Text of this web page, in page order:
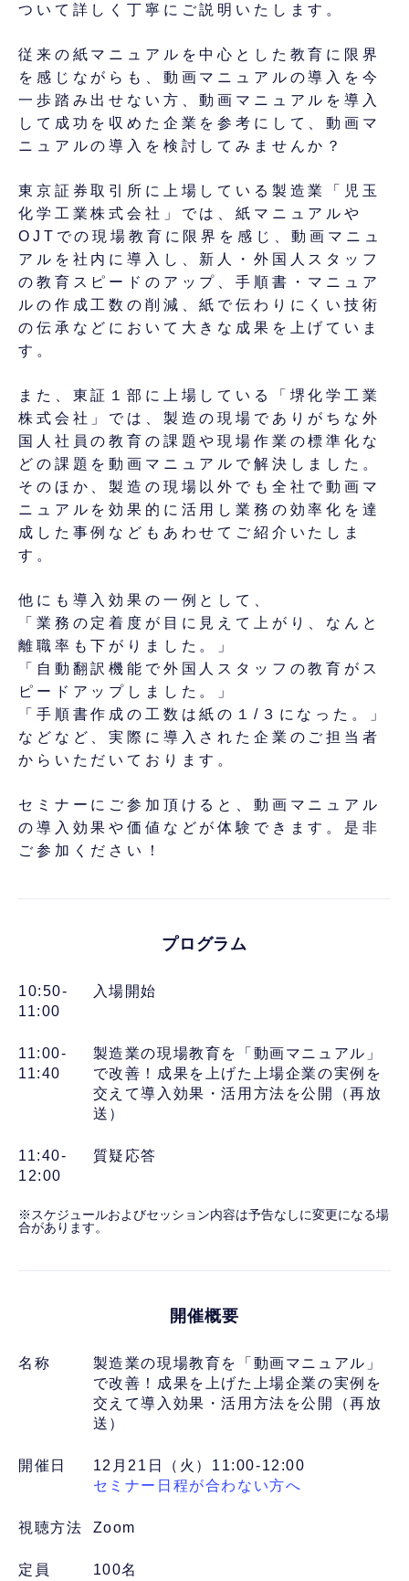
ついて詳しく丁寧にご説明いたします。
従来の紙マニュアルを中心とした教育に限界
を感じながらも、動画マニュアルの導入を今
一歩踏み出せない方、動画マニュアルを導入
して成功を収めた企業を参考にして、動画マ
ニュアルの導入を検討してみませんか？
東京証券取引所に上場している製造業「児玉
化学工業株式会社」では、紙マニュアルや
OJTでの現場教育に限界を感じ、動画マニュ
アルを社内に導入し、新人・外国人スタッフ
の教育スピードのアップ、手順書・マニュア
ルの作成工数の削減、紙で伝わりにくい技術
の伝承などにおいて大きな成果を上げていま
す。
また、東証１部に上場している「堺化学工業
株式会社」では、製造の現場でありがちな外
国人社員の教育の課題や現場作業の標準化な
どの課題を動画マニュアルで解決しました。
そのほか、製造の現場以外でも全社で動画マ
ニュアルを効果的に活用し業務の効率化を達
成した事例などもあわせてご紹介いたしま
す。
他にも導入効果の一例として、
「業務の定着度が目に見えて上がり、なんと
離職率も下がりました。」
「自動翻訳機能で外国人スタッフの教育がス
ピードアップしました。」
「手順書作成の工数は紙の１/３になった。」
などなど、実際に導入された企業のご担当者
からいただいております。
セミナーにご参加頂けると、動画マニュアル
の導入効果や価値などが体験できます。是非
ご参加ください！
プログラム
10:50-
11:00
入場開始
11:00-
11:40
製造業の現場教育を「動画マニュアル」
で改善！成果を上げた上場企業の実例を
交えて導入効果・活用方法を公開（再放
送）
11:40-
12:00
質疑応答
※スケジュールおよびセッション内容は予告なしに変更になる場
合があります。
開催概要
名称
製造業の現場教育を「動画マニュアル」
で改善！成果を上げた上場企業の実例を
交えて導入効果・活用方法を公開（再放
送）
開催日
12月21日（火）11:00-12:00
セミナー日程が合わない方へ
視聴方法 Zoom
定員 100名